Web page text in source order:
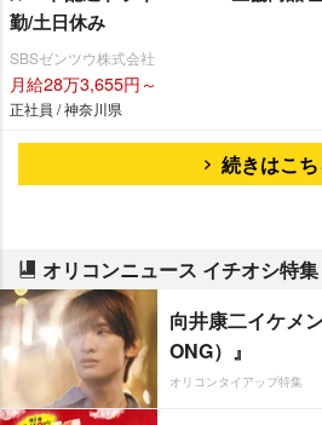
勤/土日休み
SBSゼンツウ株式会社
月給28万3,655円～
正社員 / 神奈川県
続きはこち
オリコンニュース イチオシ特集
向井康二イケメ
ONG）』
オリコンタイアップ特集